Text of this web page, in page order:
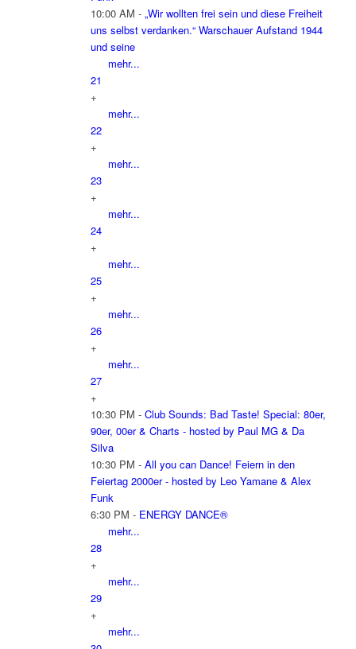
10:00 AM - „Wir wollten frei sein und diese Freiheit
uns selbst verdanken.“ Warschauer Aufstand 1944
und seine
mehr...
21
+
mehr...
22
+
mehr...
23
+
mehr...
24
+
mehr...
25
+
mehr...
26
+
mehr...
27
+
10:30 PM - Club Sounds: Bad Taste! Special: 80er,
90er, 00er & Charts - hosted by Paul MG & Da
Silva
10:30 PM - All you can Dance! Feiern in den
Feiertag 2000er - hosted by Leo Yamane & Alex
Funk
6:30 PM - ENERGY DANCE®
mehr...
28
+
mehr...
29
+
mehr...